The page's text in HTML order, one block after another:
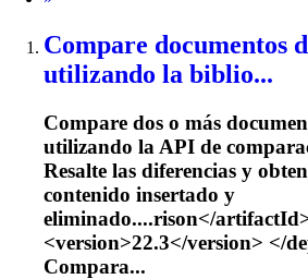
Compare documentos
utilizando la biblio...
Compare dos o más
utilizando la API de
Resalte las diferencias y
contenido insertado y
eliminado....rison</
<version>22.3</version> </
Compara...